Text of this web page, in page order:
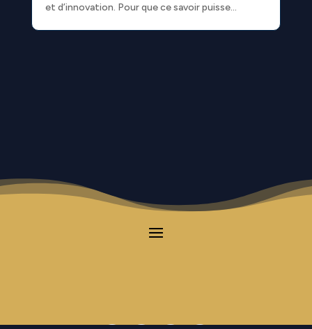
et d’innovation. Pour que ce savoir puisse...